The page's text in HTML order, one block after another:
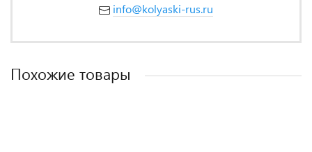
info@kolyaski-rus.ru
Похожие товары